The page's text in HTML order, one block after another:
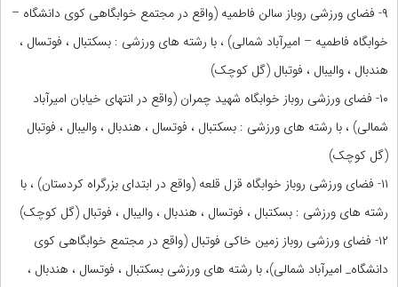
۹- فضای ورزشی روباز سالن فاطمیه (واقع در مجتمع خوابگاهی کوی دانشگاه –
خوابگاه فاطمیه – امیرآباد شمالی) ، با رشته های ورزشی : بسکتبال ، فوتسال ،
هندبال ، والیبال ، فوتبال (گل کوچک)
۱۰- فضای ورزشی روباز خوابگاه شهید چمران (واقع در انتهای خیابان امیرآباد
شمالی) ، با رشته های ورزشی : بسکتبال ، فوتسال ، هندبال ، والیبال ، فوتبال
(گل کوچک)
۱۱- فضای ورزشی روباز خوابگاه قزل قلعه (واقع در ابتدای بزرگراه کردستان) ، با
رشته های ورزشی : بسکتبال ، فوتسال ، هندبال ، والیبال ، فوتبال (گل کوچک)
۱۲- فضای ورزشی روباز زمین خاکی فوتبال (واقع در مجتمع خوابگاهی کوی
دانشگاه_ امیرآباد شمالی)، با رشته های ورزشی بسکتبال ، فوتسال ، هندبال ،